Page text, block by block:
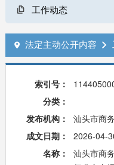
工作动态
 法定主动公开内容 
索引号：
分类：
发布机构：
汕头市商
成文日期：
2026-04-
名称：
汕头市商